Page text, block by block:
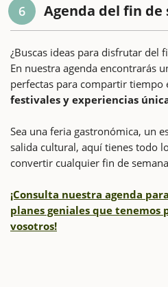
6 Agenda del fin de
¿Buscas ideas para disfrutar del
En nuestra agenda encontrarás
perfectas para compartir tiempo
festivales y experiencias
Sea una feria gastronómica, un
salida cultural, aquí tienes todo
convertir cualquier fin de
¡Consulta nuestra agenda
planes geniales que tenemos
vosotros!